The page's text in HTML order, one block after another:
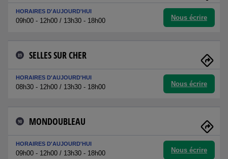
HORAIRES D'AUJOURD'HUI
09h00 - 12h00 / 13h30 - 18h00 Nous écrire
89 SELLES SUR CHER
HORAIRES D'AUJOURD'HUI
08h30 - 12h00 / 13h30 - 18h00 Nous écrire
90 MONDOUBLEAU
HORAIRES D'AUJOURD'HUI
09h00 - 12h00 / 13h30 - 18h00 Nous écrire